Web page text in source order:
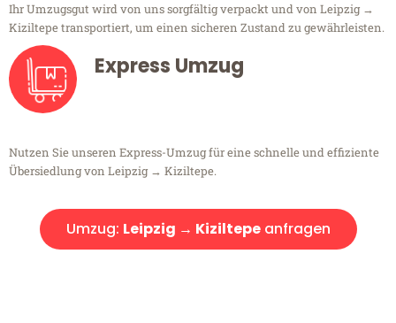
Ihr Umzugsgut wird von uns sorgfältig verpackt und von Leipzig →
Kiziltepe transportiert, um einen sicheren Zustand zu gewährleisten.
Express Umzug
Nutzen Sie unseren Express-Umzug für eine schnelle und effiziente
Übersiedlung von Leipzig → Kiziltepe.
Umzug: Leipzig → Kiziltepeanfragen